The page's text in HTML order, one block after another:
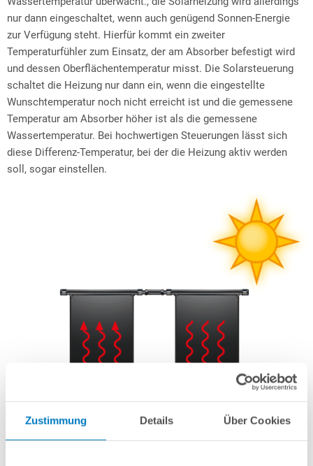
Zustimmung Details Über Cookies
nur dann eingeschaltet, wenn auch genügend Sonnen-Energie
zur Verfügung steht. Hierfür kommt ein zweiter
Temperaturfühler zum Einsatz, der am Absorber befestigt wird
und dessen Oberflächentemperatur misst. Die Solarsteuerung
schaltet die Heizung nur dann ein, wenn die eingestellte
Wunschtemperatur noch nicht erreicht ist und die gemessene
Temperatur am Absorber höher ist als die gemessene
Wassertemperatur. Bei hochwertigen Steuerungen lässt sich
diese Differenz-Temperatur, bei der die Heizung aktiv werden
soll, sogar einstellen.